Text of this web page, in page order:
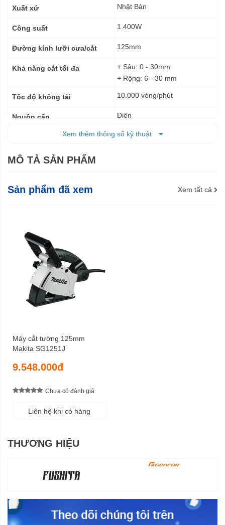
Xuất xứ
Nhật Bản
Công suất 1.400W
Đường kính lưỡi cưa/cắt 125mm
Khả năng cắt tối đa
+ Sâu: 0 - 30mm
+ Rộng: 6 - 30 mm
Tốc độ không tải 10.000 vòng/phút
Nguồn cấp Điện
Kích thước (DxRxC) 350 x 151 x 178 mm
Trọng lượng tịnh
Xem thêm thông số kỹ thuật
MÔ TẢ SẢN PHẨM
Sản phẩm đã xem Xem tất cả
Máy cắt tường 125mm
Makita SG1251J
9.548.000đ
Chưa có đánh giá
Liên hệ khi có hàng
THƯƠNG HIỆU